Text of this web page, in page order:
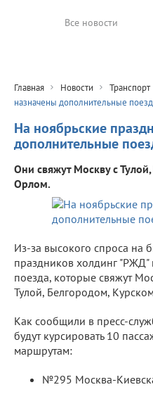
Все новости
Главная Новости Транспорт
назначены дополнительные
На ноябрьские
дополнительные
Они свяжут Москву с
Орлом.
Из-за высокого спроса на
праздников холдинг "РЖД"
поезда, которые свяжут
Тулой, Белгородом,
Как сообщили в пресс-
будут курсировать 10
маршрутам:
№295 Москва-